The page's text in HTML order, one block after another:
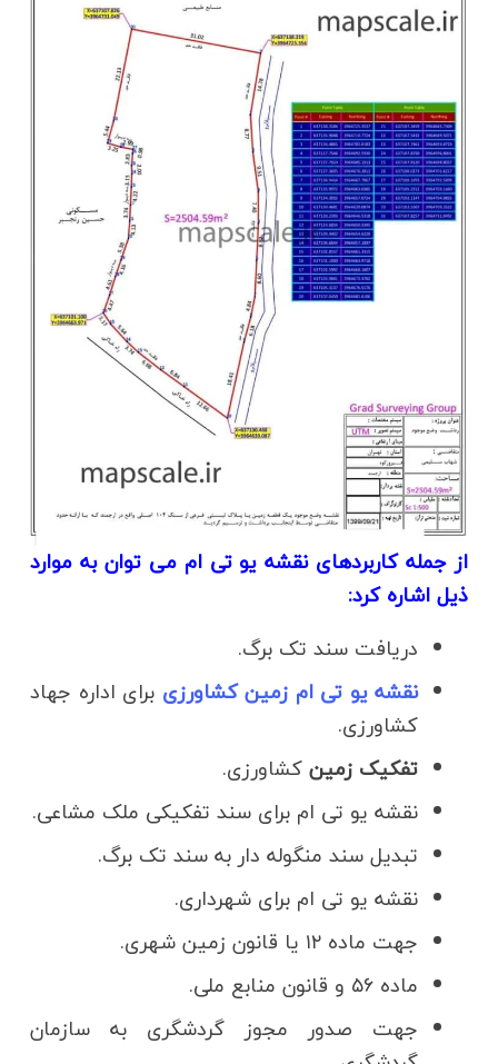
از جمله کاربردهای نقشه یو تی ام می توان به موارد
ذیل اشاره کرد:
دریافت سند تک برگ.
نقشه یو تی ام زمین کشاورزی برای اداره جهاد
کشاورزی.
تفکیک زمینکشاورزی.
نقشه یو تی ام برای سند تفکیکی ملک مشاعی.
تبدیل سند منگوله دار به سند تک برگ.
نقشه یو تی ام برای شهرداری.
جهت ماده ۱۲ یا قانون زمین شهری.
ماده ۵۶ و قانون منابع ملی.
جهت صدور مجوز گردشگری به سازمان